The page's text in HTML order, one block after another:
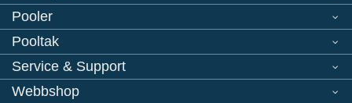
Pooler
Pooltak
Service & Support
Webbshop